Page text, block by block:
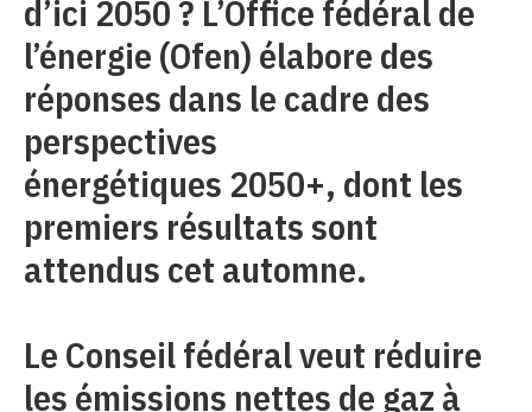
d’ici 2050 ? L’Office fédéral de
l’énergie (Ofen) élabore des
réponses dans le cadre des
perspectives
énergétiques 2050+, dont les
premiers résultats sont
attendus cet automne.
Le Conseil fédéral veut réduire
les émissions nettes de gaz à